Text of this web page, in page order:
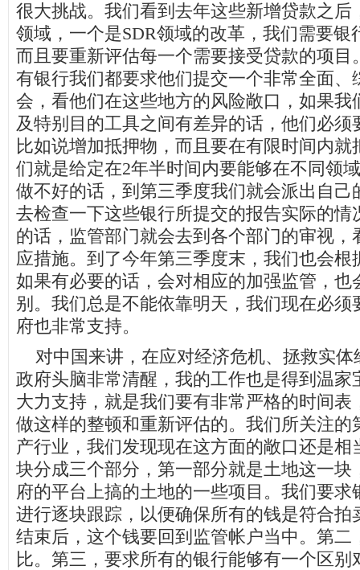
很大挑战。我们看到去年这些新增贷款之后
领域，一个是SDR领域的改革，我们需要银
而且要重新评估每一个需要接受贷款的项目
有银行我们都要求他们提交一个非常全面、
会，看他们在这些地方的风险敞口，如果我
及特别目的工具之间有差异的话，他们必须
比如说增加抵押物，而且要在有限时间内就
们就是给定在2年半时间内要能够在不同领
做不好的话，到第三季度我们就会派出自己
去检查一下这些银行所提交的报告实际的情
的话，监管部门就会去到各个部门的审视，
应措施。到了今年第三季度末，我们也会根
如果有必要的话，会对相应的加强监管，也
别。我们总是不能依靠明天，我们现在必须
府也非常支持。
对中国来讲，在应对经济危机、拯救实体
政府头脑非常清醒，我的工作也是得到温家
大力支持，就是我们要有非常严格的时间表
做这样的整顿和重新评估的。我们所关注的
产行业，我们发现现在这方面的敞口还是相
块分成三个部分，第一部分就是土地这一块
府的平台上搞的土地的一些项目。我们要求
进行逐块跟踪，以便确保所有的钱是符合拍
结束后，这个钱要回到监管帐户当中。第二
比。第三，要求所有的银行能够有一个区别